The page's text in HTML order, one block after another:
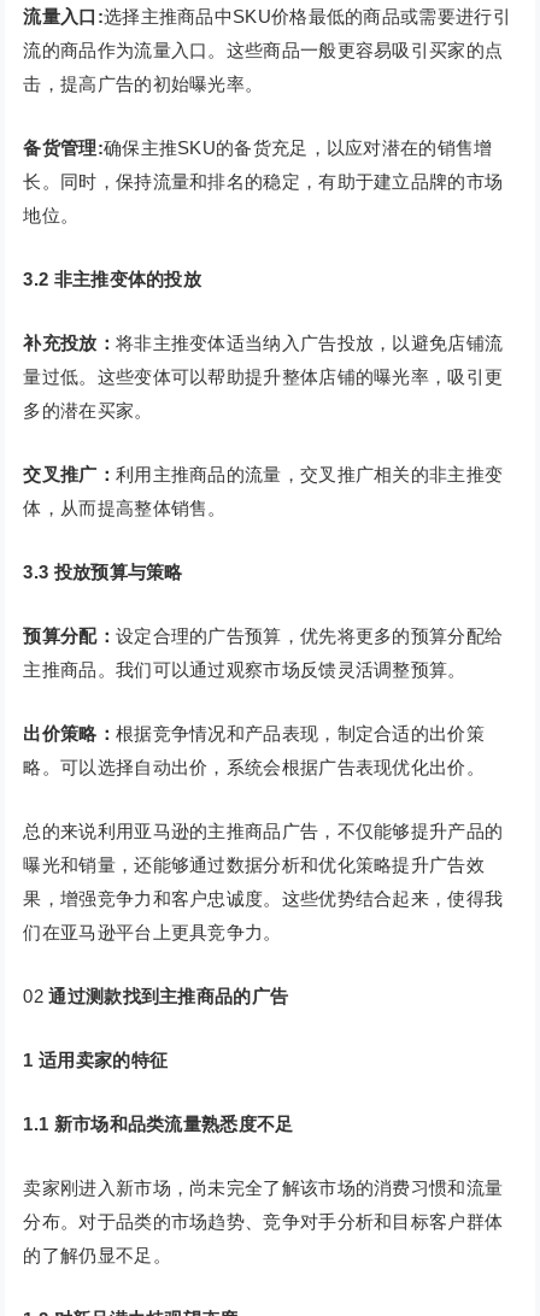
流量入口:选择主推商品中SKU价格最低的商品或需要进行引
流的商品作为流量入口。这些商品一般更容易吸引买家的点
击，提高广告的初始曝光率。
备货管理:确保主推SKU的备货充足，以应对潜在的销售增
长。同时，保持流量和排名的稳定，有助于建立品牌的市场
地位。
3.2 非主推变体的投放
补充投放： 将非主推变体适当纳入广告投放，以避免店铺流
量过低。这些变体可以帮助提升整体店铺的曝光率，吸引更
多的潜在买家。
交叉推广： 利用主推商品的流量，交叉推广相关的非主推变
体，从而提高整体销售。
3.3 投放预算与策略
预算分配： 设定合理的广告预算，优先将更多的预算分配给
主推商品。我们可以通过观察市场反馈灵活调整预算。
出价策略： 根据竞争情况和产品表现，制定合适的出价策
略。可以选择自动出价，系统会根据广告表现优化出价。
总的来说利用亚马逊的主推商品广告，不仅能够提升产品的
曝光和销量，还能够通过数据分析和优化策略提升广告效
果，增强竞争力和客户忠诚度。这些优势结合起来，使得我
们在亚马逊平台上更具竞争力。
02通过测款找到主推商品的广告
1 适用卖家的特征
1.1 新市场和品类流量熟悉度不足
卖家刚进入新市场，尚未完全了解该市场的消费习惯和流量
分布。对于品类的市场趋势、竞争对手分析和目标客户群体
的了解仍显不足。